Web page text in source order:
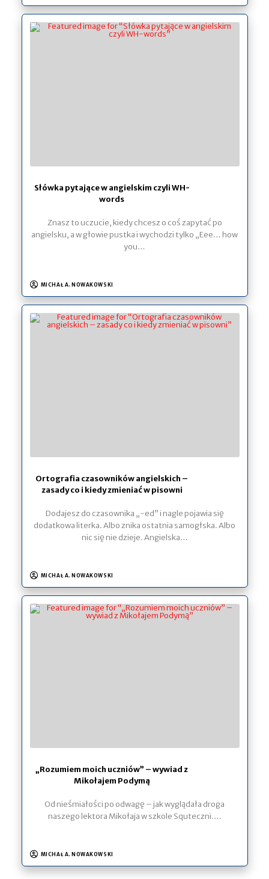
Słówka pytające w angielskim czyli WH-
words
Znasz to uczucie, kiedy chcesz o coś zapytać po
angielsku, a w głowie pustka i wychodzi tylko „Eee… how
you…
MICHAŁ A. NOWAKOWSKI
Ortografia czasowników angielskich –
zasady co i kiedy zmieniać w pisowni
Dodajesz do czasownika „-ed” i nagle pojawia się
dodatkowa literka. Albo znika ostatnia samogłska. Albo
nic się nie dzieje. Angielska…
MICHAŁ A. NOWAKOWSKI
„Rozumiem moich uczniów” – wywiad z
Mikołajem Podymą
Od nieśmiałości po odwagę – jak wyglądała droga
naszego lektora Mikołaja w szkole Squteczni.…
MICHAŁ A. NOWAKOWSKI